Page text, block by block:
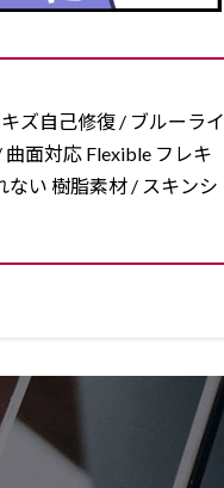
ズ自己修復 / ブルーライ
面対応 Flexible フレキ
い 樹脂素材 / スキンシ